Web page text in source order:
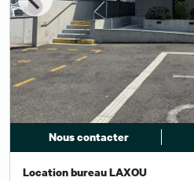
Nous contacter
Location bureau LAXOU